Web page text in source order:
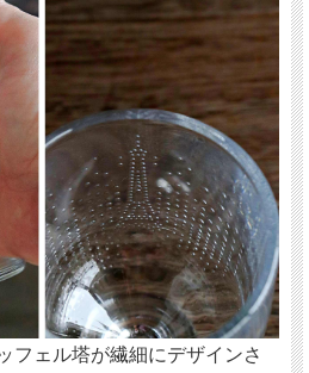
フェル塔が繊細にデザインさ